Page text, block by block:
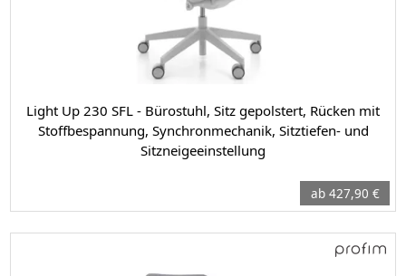
Light Up 230 SFL - Bürostuhl, Sitz gepolstert, Rücken mit
Stoffbespannung, Synchronmechanik, Sitztiefen- und
Sitzneigeeinstellung
ab 427,90 €